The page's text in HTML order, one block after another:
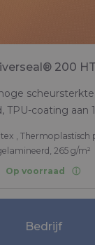
200 HT
TPU-coating aan
,
265 g/m²
Op voorraad
Bedrijf